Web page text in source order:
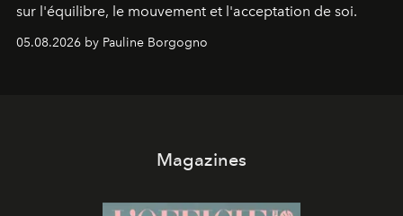
sur l'équilibre, le mouvement et l'acceptation de soi.
05.08.2026 by Pauline Borgogno
Magazines